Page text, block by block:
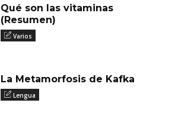
Qué son las vitaminas
(Resumen)
Varios
La Metamorfosis de Kafka
Lengua